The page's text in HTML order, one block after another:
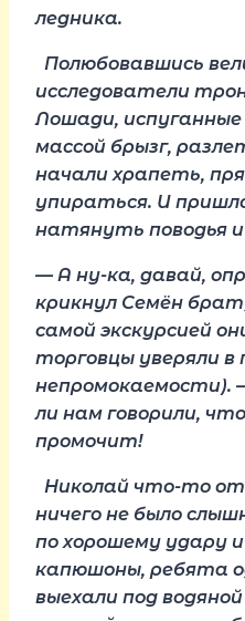
ледника.
Полюбовавшись
исследователи
Лошади,
массой брызг,
начали храпеть,
упираться. И
натянуть поводья
— А ну-ка, давай,
крикнул Семён
самой экскурсией
торговцы уверяли в
непромокаемости).
ли нам говорили,
промочит!
Николай что-то
ничего не было
по хорошему удару
капюшоны, ребята
выехали под